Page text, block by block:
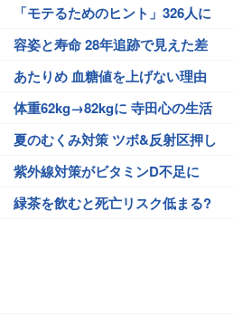
「モテるためのヒント」326人に
容姿と寿命 28年追跡で見えた差
あたりめ 血糖値を上げない理由
体重62kg→82kgに 寺田心の生活
夏のむくみ対策 ツボ&反射区押し
紫外線対策がビタミンD不足に
緑茶を飲むと死亡リスク低まる?